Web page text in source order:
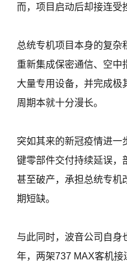
而，项目启动后却接连受
总统专机项目本身的复杂
重新集成保密通信、空中
大量专用设备，并完成极
周期本就十分漫长。
突如其来的新冠疫情进一
键零部件交付持续延误，
甚至破产，承担总统专机
期短缺。
与此同时，波音公司自身
年，两架737 MAX客机接